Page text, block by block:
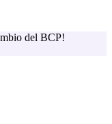
del BCP!